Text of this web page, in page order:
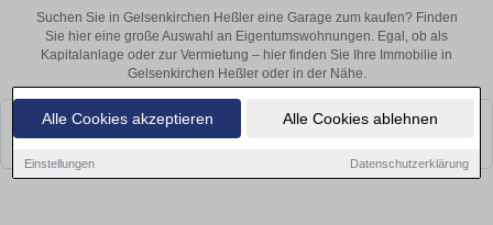
Alle Cookies akzeptieren Alle Cookies ablehnen
Einstellungen Datenschutzerklärung
Suchen Sie in Gelsenkirchen Heßler eine Garage zum kaufen? Finden
Sie hier eine große Auswahl an Eigentumswohnungen. Egal, ob als
Kapitalanlage oder zur Vermietung – hier finden Sie Ihre Immobilie in
Gelsenkirchen Heßler oder in der Nähe.
Leider konnten wir derzeit keine passenden Objekte finden. Schauen Sie
bald wieder vorbei!